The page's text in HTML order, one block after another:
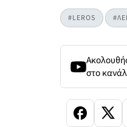
#LEROS
στο